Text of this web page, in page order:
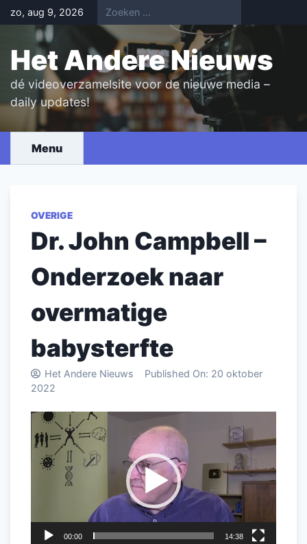
Skip
to
content
zo, aug 9, 2026
Het Andere Nieuws
dé videoverzamelsite voor de nieuwe media –
daily updates!
Menu
OVERIGE
Dr. John Campbell –
Onderzoek naar
overmatige
babysterfte
Het Andere Nieuws Published On: 20 oktober
2022
Videospeler
00:00 14:38